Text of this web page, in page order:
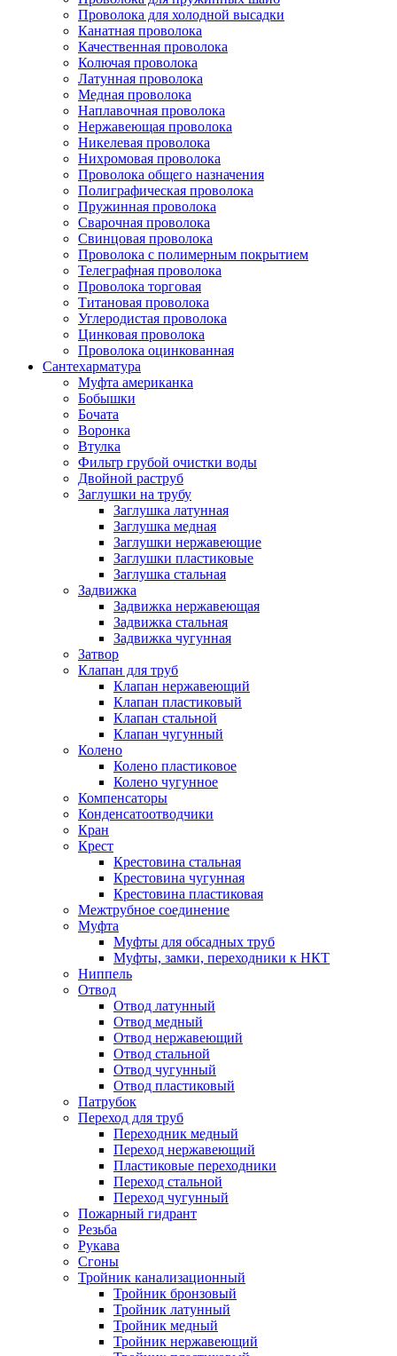
Проволока для холодной высадки
Канатная проволока
Качественная проволока
Колючая проволока
Латунная проволока
Медная проволока
Наплавочная проволока
Нержавеющая проволока
Никелевая проволока
Нихромовая проволока
Проволока общего назначения
Полиграфическая проволока
Пружинная проволока
Сварочная проволока
Свинцовая проволока
Проволока с полимерным покрытием
Телеграфная проволока
Проволока торговая
Титановая проволока
Углеродистая проволока
Цинковая проволока
Проволока оцинкованная
Сантехарматура
Муфта американка
Бобышки
Бочата
Воронка
Втулка
Фильтр грубой очистки воды
Двойной раструб
Заглушки на трубу
Заглушка латунная
Заглушка медная
Заглушки нержавеющие
Заглушки пластиковые
Заглушка стальная
Задвижка
Задвижка нержавеющая
Задвижка стальная
Задвижка чугунная
Затвор
Клапан для труб
Клапан нержавеющий
Клапан пластиковый
Клапан стальной
Клапан чугунный
Колено
Колено пластиковое
Колено чугунное
Компенсаторы
Конденсатоотводчики
Кран
Крест
Крестовина стальная
Крестовина чугунная
Крестовина пластиковая
Межтрубное соединение
Муфта
Муфты для обсадных труб
Муфты, замки, переходники к НКТ
Ниппель
Отвод
Отвод латунный
Отвод медный
Отвод нержавеющий
Отвод стальной
Отвод чугунный
Отвод пластиковый
Патрубок
Переход для труб
Переходник медный
Переход нержавеющий
Пластиковые переходники
Переход стальной
Переход чугунный
Пожарный гидрант
Резьба
Рукава
Сгоны
Тройник канализационный
Тройник бронзовый
Тройник латунный
Тройник медный
Тройник нержавеющий